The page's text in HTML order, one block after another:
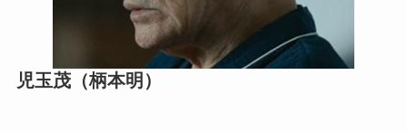
児玉茂（柄本明）